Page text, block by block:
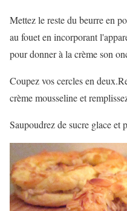
Mettez le reste du beurre en
au fouet en incorporant
pour donner à la crème son
Coupez vos cercles en
crème mousseline et
Saupoudrez de sucre glace et